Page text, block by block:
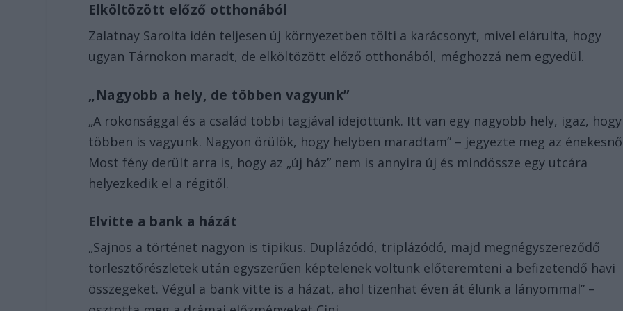
Elköltözött előző otthonából
Zalatnay Sarolta idén teljesen új környezetben tölti a karácsonyt, mivel elárulta, hogy
ugyan Tárnokon maradt, de elköltözött előző otthonából, méghozzá nem egyedül.
„Nagyobb a hely, de többen vagyunk”
„A rokonsággal és a család többi tagjával idejöttünk. Itt van egy nagyobb hely, igaz, hogy
többen is vagyunk. Nagyon örülök, hogy helyben maradtam” – jegyezte meg az
Most fény derült arra is, hogy az „új ház” nem is annyira új és mindössze egy utcára
helyezkedik el a régitől.
Elvitte a bank a házát
„Sajnos a történet nagyon is tipikus. Duplázódó, triplázódó, majd megnégyszereződő
törlesztőrészletek után egyszerűen képtelenek voltunk előteremteni a befizetendő havi
összegeket. Végül a bank vitte is a házat, ahol tizenhat éven át élünk a lányommal” –